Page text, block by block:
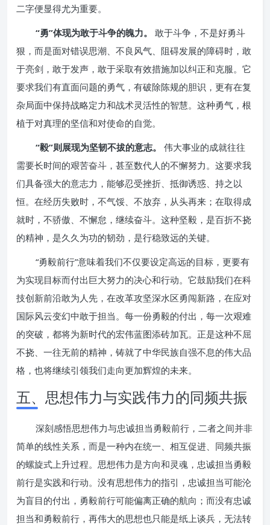
二字便显得尤为重要。
“勇”体现为敢于斗争的魄力。
敢于斗争，不是好勇斗
狠，而是面对错误思潮、不良风气、阻碍发展的障碍时，敢
于亮剑，敢于发声，敢于采取有效措施加以纠正和克服。它
要求我们有直面问题的勇气，有破除陈规的胆识，更有在复
杂局面中保持战略定力和战术灵活性的智慧。这种勇气，根
植于对真理的坚信和对使命的自觉。
“毅”则展现为坚韧不拔的意志。
伟大事业的成就往往
需要长时间的艰苦奋斗，甚至数代人的不懈努力。这要求我
们具备强大的意志力，能够忍受挫折、抵御诱惑、持之以
恒。在经历失败时，不气馁、不放弃，从头再来；在取得成
就时，不骄傲、不懈怠，继续奋斗。这种坚毅，是百折不挠
的精神，是久久为功的韧劲，是行稳致远的关键。
“勇毅前行”意味着我们不仅要设定高远的目标，更要有
为实现目标而付出巨大努力的决心和行动。它鼓励我们在科
技创新前沿敢为人先，在改革攻坚深水区勇闯新路，在应对
国际风云变幻中敢于担当。每一份勇毅的付出，每一次艰难
的突破，都将为新时代的宏伟蓝图添砖加瓦。正是这种不屈
不挠、一往无前的精神，铸就了中华民族自强不息的伟大品
格，也将继续引领我们走向更加辉煌的未来。
五、思想伟力与实践伟力的同频共振
深刻感悟思想伟力与忠诚担当勇毅前行，二者之间并非
简单的线性关系，而是一种内在统一、相互促进、同频共振
的螺旋式上升过程。思想伟力是方向和灵魂，忠诚担当勇毅
前行是实践和行动。没有思想伟力的指引，忠诚担当可能沦
为盲目的付出，勇毅前行可能偏离正确的航向；而没有忠诚
担当和勇毅前行，再伟大的思想也只能是纸上谈兵，无法转